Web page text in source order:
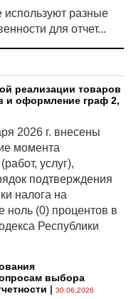
используют разные
для отчет...
реализации товаров
и оформление граф 2,
2026 г. внесены
момента
услуг),
подтверждения
налога на
ноль (0) процентов в
Республики
выбора
| 30.06.2026